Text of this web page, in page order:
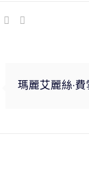
瑪麗艾麗絲·費